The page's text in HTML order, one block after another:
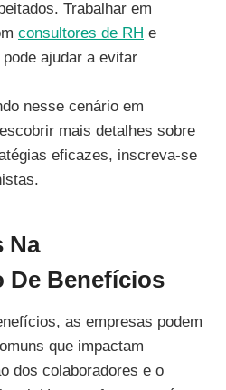
Trabalhar em
consultores de RH e
ajudar a evitar
nesse cenário em
mais detalhes sobre
eficazes, inscreva-se
Na
De Benefícios
as empresas podem
que impactam
dos colaboradores e o